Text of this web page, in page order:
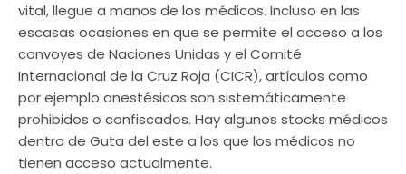
vital, llegue a manos de los médicos. Incluso en las
escasas ocasiones en que se permite el acceso a los
convoyes de Naciones Unidas y el Comité
Internacional de la Cruz Roja (CICR), artículos como
por ejemplo anestésicos son sistemáticamente
prohibidos o confiscados. Hay algunos stocks médicos
dentro de Guta del este a los que los médicos no
tienen acceso actualmente.